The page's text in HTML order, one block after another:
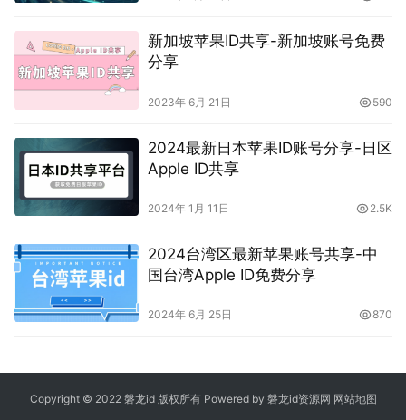
新加坡苹果ID共享-新加坡账号免费
分享
2023年 6月 21日 590
2024最新日本苹果ID账号分享-日区
Apple ID共享
2024年 1月 11日 2.5K
2024台湾区最新苹果账号共享-中
国台湾Apple ID免费分享
2024年 6月 25日 870
Copyright © 2022 磐龙id 版权所有 Powered by 磐龙id资源网 网站地图